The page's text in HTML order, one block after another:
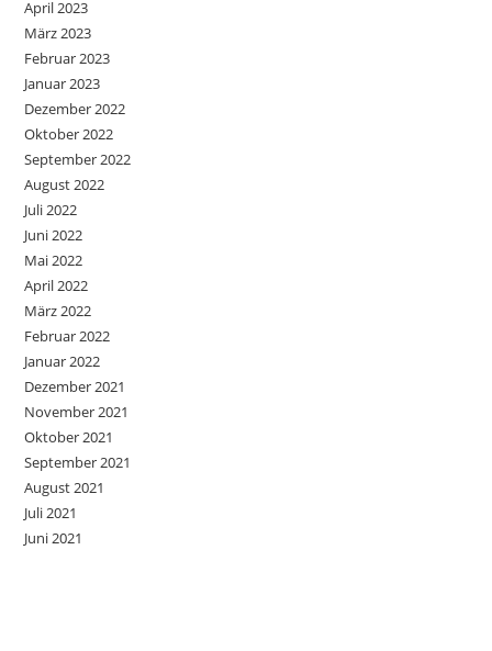
April 2023
März 2023
Februar 2023
Januar 2023
Dezember 2022
Oktober 2022
September 2022
August 2022
Juli 2022
Juni 2022
Mai 2022
April 2022
März 2022
Februar 2022
Januar 2022
Dezember 2021
November 2021
Oktober 2021
September 2021
August 2021
Juli 2021
Juni 2021